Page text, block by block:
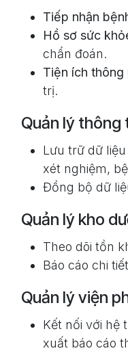
Tiếp nhận
Hồ sơ sức
chẩn đoán.
Tiện ích thông
trị.
Quản lý thông
Lưu trữ dữ
xét nghiệm,
Đồng bộ dữ
Quản lý kho
Theo dõi tồn
Báo cáo chi
Quản lý viện
Kết nối với hệ
xuất báo cáo